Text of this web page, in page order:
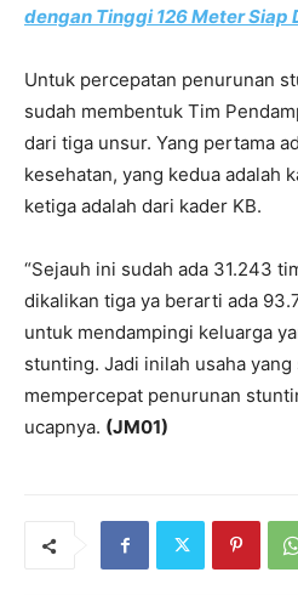
dengan Tinggi 126 Meter Siap
Untuk percepatan penurunan
sudah membentuk Tim
dari tiga unsur. Yang pertama
kesehatan, yang kedua adalah
ketiga adalah dari kader KB.
“Sejauh ini sudah ada 31.243
dikalikan tiga ya berarti ada
untuk mendampingi keluarga
stunting. Jadi inilah usaha
mempercepat penurunan
ucapnya. (JM01)